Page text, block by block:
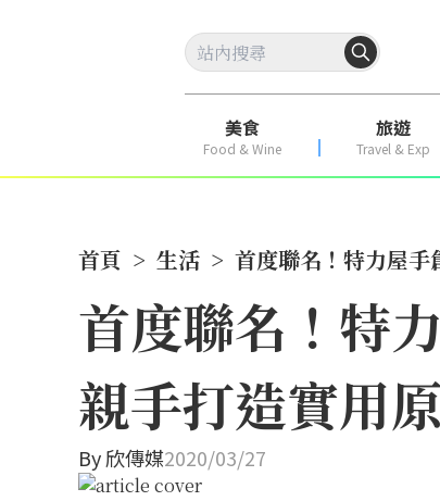
美食
Food & Wine
旅遊
Travel & Exp
首頁 > 生活 > 首度聯名！特力屋
首度聯名！特
親手打造實用
By欣傳媒2020/03/27